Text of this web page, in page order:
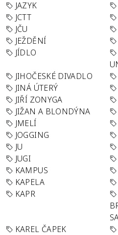
JAZYK
JCTT
JČU
JEŽDĚNÍ
JÍDLO
JIHOČESKÉ DIVADLO
JINÁ ÚTERÝ
JIŘÍ ZONYGA
JIŽAN A BLONDÝNA
JMELÍ
JOGGING
JU
JUGI
KAMPUS
KAPELA
KAPR
KAREL ČAPEK